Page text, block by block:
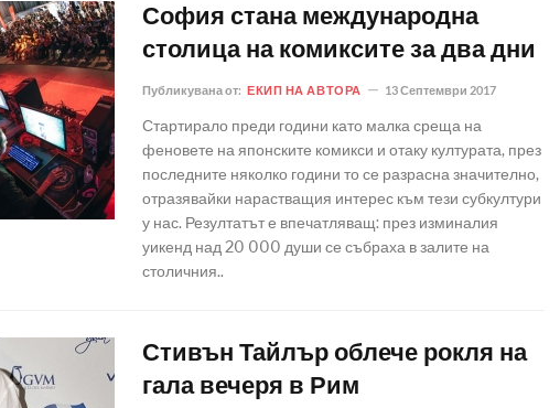
София стана международна
столица на комиксите за два дни
Публикувана от: ЕКИП НА АВТОРА 13 Септември 2017
Стартирало преди години като малка среща на
феновете на японските комикси и отаку културата, през
последните няколко години то се разрасна значително,
отразявайки нарастващия интерес към тези субкултури
у нас. Резултатът е впечатляващ: през изминалия
уикенд над 20 000 души се събраха в залите на
столичния..
Стивън Тайлър облече рокля на
гала вечеря в Рим